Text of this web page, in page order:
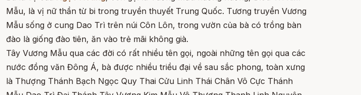
Mẫu, là vị nữ thần từ bi trong truyền thuyết Trung Quốc. Tương truyền Vương
Mẫu sống ở cung Dao Trì trên núi Côn Lôn, trong vườn của bà có trồng bàn
đào là giống đào tiên, ăn vào trẻ mãi không già.
Tây Vương Mẫu qua các đời có rất nhiều tên gọi, ngoài những tên gọi qua các
nước đồng văn Đông Á, bà được nhiều triều đại về sau sắc phong, toàn xưng
là Thượng Thánh Bạch Ngọc Quy Thai Cửu Linh Thái Chân Vô Cực Thánh